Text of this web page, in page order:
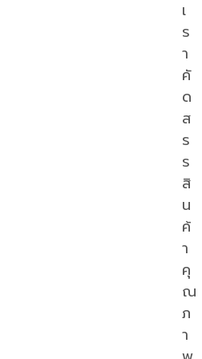
เ
ร
า
คั
ด
ส
ร
ร
สิ
น
ค้
า
คุ
ณ
ภ
า